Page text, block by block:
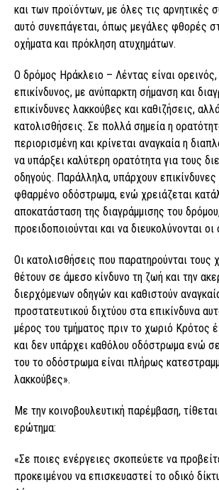
και των προϊόντων, με όλες τις αρνητικές
αυτό συνεπάγεται, όπως μεγάλες φθορές
οχήματα και πρόκληση ατυχημάτων.
Ο δρόμος Ηράκλειο – Λέντας είναι
επικίνδυνος, με ανύπαρκτη σήμανση και
επικίνδυνες λακκούβες και καθιζήσεις,
κατολισθήσεις. Σε πολλά σημεία η
περιορισμένη και κρίνεται αναγκαία η
να υπάρξει καλύτερη ορατότητα για τους
οδηγούς. Παράλληλα, υπάρχουν επικίνδυνες
φθαρμένο οδόστρωμα, ενώ χρειάζεται
αποκατάσταση της διαγράμμισης του
προειδοποιούνται και να διευκολύνονται οι
Οι κατολισθήσεις που παρατηρούνται τους
θέτουν σε άμεσο κίνδυνο τη ζωή και την
διερχόμενων οδηγών και καθιστούν
προστατευτικού διχτύου στα επικίνδυνα
μέρος του τμήματος πριν το χωριό Κρότος
και δεν υπάρχει καθόλου οδόστρωμα ενώ
του το οδόστρωμα είναι πλήρως
λακκούβες».
Με την κοινοβουλευτική παρέμβαση,
ερώτημα:
«Σε ποιες ενέργειες σκοπεύετε να
προκειμένου να επισκευαστεί το οδικό